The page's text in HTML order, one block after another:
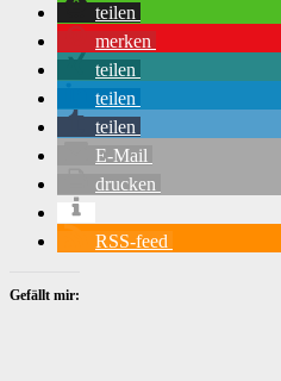
teilen
merken
teilen
teilen
teilen
E-Mail
drucken
RSS-feed
Gefällt mir: